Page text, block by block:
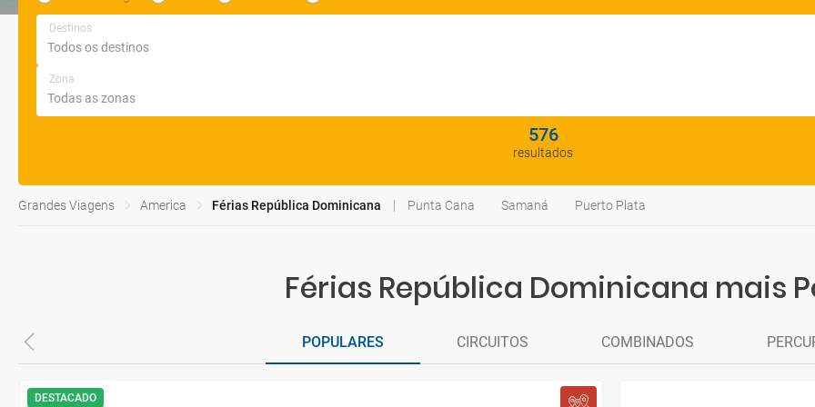
Destinos
Zona
576
resultados
Grandes Viagens America Férias República Dominicana Punta Cana Samaná Puerto Plata
Férias República Dominicana mais
POPULARES CIRCUITOS COMBINADOS
DESTACADO